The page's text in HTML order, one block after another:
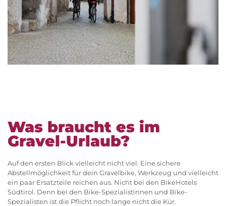
Was braucht es im
Gravel-Urlaub?
Auf den ersten Blick vielleicht nicht viel. Eine sichere
Abstellmöglichkeit für dein Gravelbike, Werkzeug und vielleicht
ein paar Ersatzteile reichen aus. Nicht bei den BikeHotels
Südtirol. Denn bei den Bike-Spezialistinnen und Bike-
Spezialisten ist die Pflicht noch lange nicht die Kür.